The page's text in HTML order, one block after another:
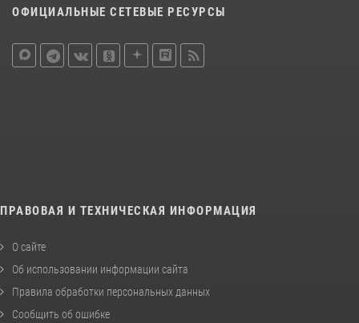
ОФИЦИАЛЬНЫЕ СЕТЕВЫЕ РЕСУРСЫ
ПРАВОВАЯ И ТЕХНИЧЕСКАЯ ИНФОРМАЦИЯ
О сайте
Об использовании информации сайта
Правила обработки персональных данных
Сообщить об ошибке